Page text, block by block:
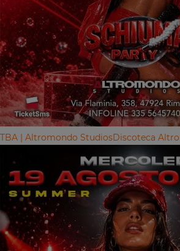
TBA | Altromondo StudiosDiscoteca